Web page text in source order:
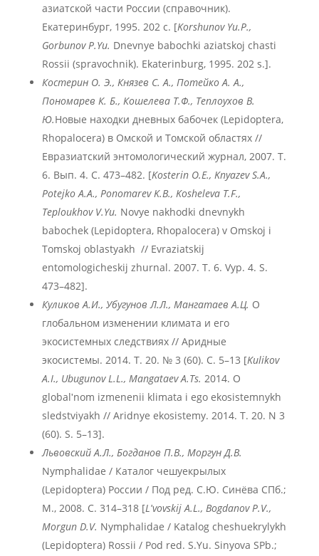
азиатской части России (справочник).
Екатеринбург, 1995. 202 с. [Korshunov Yu.P.,
Gorbunov P.Yu. Dnevnye babochki aziatskoj chasti
Rossii (spravochnik). Ekaterinburg, 1995. 202 s.].
Костерин О. Э., Князев С. А., Потейко А. А.,
Пономарев К. Б., Кошелева Т.Ф., Теплоухов В.
Ю.Новые находки дневных бабочек (Lepidoptera,
Rhopalocera) в Омской и Томской областях //
Евразиатский энтомологический журнал, 2007. Т.
6. Вып. 4. С. 473–482. [Kosterin O.E., Knyazev S.A.,
Potejko A.A., Ponomarev K.B., Kosheleva T.F.,
Teploukhov V.Yu. Novye nakhodki dnevnykh
babochek (Lepidoptera, Rhopalocera) v Omskoj i
Tomskoj oblastyakh // Evraziatskij
entomologicheskij zhurnal. 2007. T. 6. Vyp. 4. S.
473–482].
Куликов А.И., Убугунов Л.Л., Мангатаев А.Ц. О
глобальном изменении климата и его
экосистемных следствиях // Аридные
экосистемы. 2014. Т. 20. № 3 (60). С. 5–13 [Kulikov
A.I., Ubugunov L.L., Mangataev A.Ts. 2014. O
globalʹnom izmenenii klimata i ego ekosistemnykh
sledstviyakh // Aridnye ekosistemy. 2014. T. 20. N 3
(60). S. 5–13].
Львовский А.Л., Богданов П.В., Моргун Д.В.
Nymphalidae / Каталог чешуекрылых
(Lepidoptera) России / Под ред. С.Ю. Синёва СПб.;
М., 2008. С. 314–318 [Lʹvovskij A.L., Bogdanov P.V.,
Morgun D.V. Nymphalidae / Katalog cheshuekrylykh
(Lepidoptera) Rossii / Pod red. S.Yu. Sinyova SPb.;